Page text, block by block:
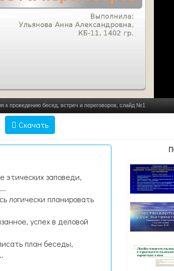
к проведению бесед, встреч и переговоров, слайд №1
Скачать
этических заповеди,
логически планировать
успех в деловой
план беседы,